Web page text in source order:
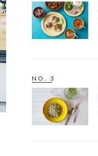
NO. 3